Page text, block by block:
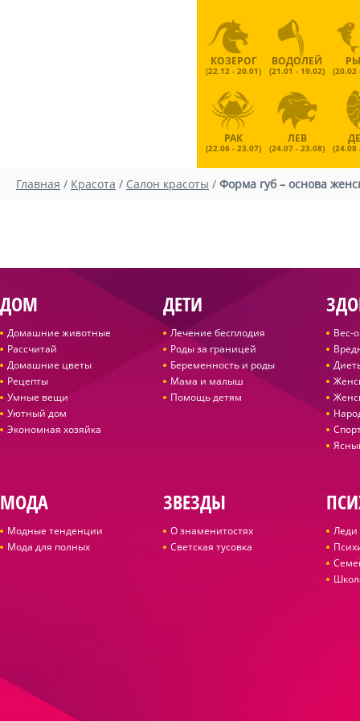
КОЗЕРОГ
(22.12 - 20.01)
ВОДОЛЕЙ
(21.01 - 19.02) (20.02
РАК
(22.06 - 23.07)
ЛЕВ
(24.07 - 23.08) (24.08
Главная / Красота / Салон красоты / Форма губ – основа
ДОМ
Домашние животные
Рассчитай
Домашние цветы
Рецепты
Умные вещи
Уютный дом
Экономная хозяйка
ДЕТИ
Лечение бесплодия
Роды за границей
Беременность и роды
Мама и малыш
Помощь детям
Вес-
МОДА
Модные тенденции
Мода для полных
ЗВЕЗДЫ
О знаменитостях
Светская тусовка
Леди